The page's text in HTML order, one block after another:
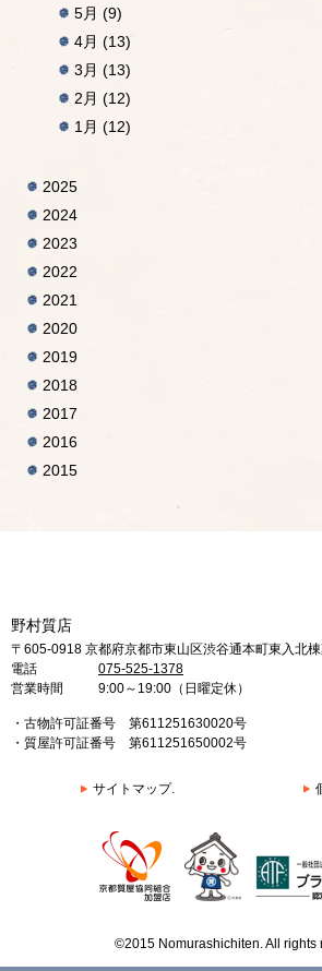
5月 (9)
4月 (13)
3月 (13)
2月 (12)
1月 (12)
2025
2024
2023
2022
2021
2020
2019
2018
2017
2016
2015
野村質店
〒605-0918 京都府京都市東山区渋谷通本町東入北
電話
075-525-1378
営業時間
9:00～19:00（日曜定休）
・古物許可証番号 第611251630020号
・質屋許可証番号 第611251650002号
サイトマップ.
©2015 Nomurashichiten. All rights